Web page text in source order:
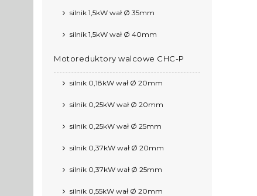
silnik 1,5kW wał Ø 35mm
silnik 1,5kW wał Ø 40mm
Motoreduktory walcowe CHC-P
silnik 0,18kW wał Ø 20mm
silnik 0,25kW wał Ø 20mm
silnik 0,25kW wał Ø 25mm
silnik 0,37kW wał Ø 20mm
silnik 0,37kW wał Ø 25mm
silnik 0,55kW wał Ø 20mm